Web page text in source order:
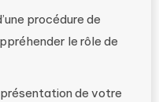
procédure de
le rôle de
de votre